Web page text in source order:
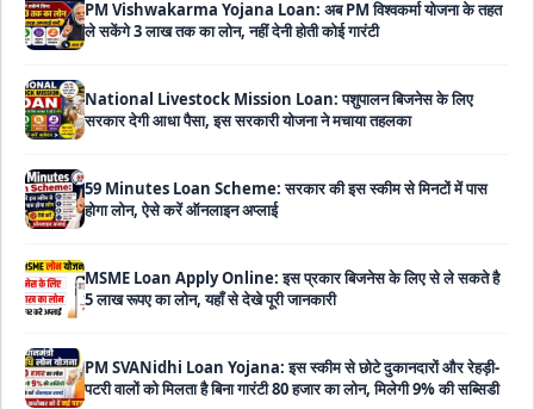
National Livestock Mission Loan: पशुपालन बिजनेस के लिए
59 Minutes Loan Scheme: सरकार की इस स्कीम से मिनटों में पास
MSME Loan Apply Online: इस प्रकार बिजनेस के लिए से ले सकते है
PM SVANidhi Loan Yojana: इस स्कीम से छोटे दुकानदारों और रेहड़ी-
पटरी वालों को मिलता है बिना गारंटी 80 हजार का लोन, मिलेगी 9% की सब्सिडी
Haryana Self Help Group Loan 2026: स्वयं सहायता समूह